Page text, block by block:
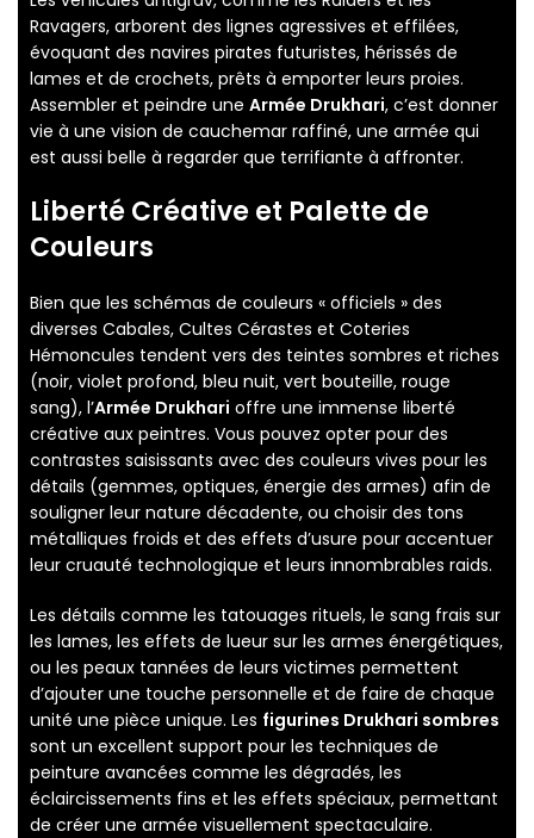
Ravagers, arborent des lignes agressives et effilées,
évoquant des navires pirates futuristes, hérissés de
lames et de crochets, prêts à emporter leurs proies.
Assembler et peindre une Armée Drukhari, c’est donner
vie à une vision de cauchemar raffiné, une armée qui
est aussi belle à regarder que terrifiante à affronter.
Liberté Créative et Palette de
Couleurs
Bien que les schémas de couleurs « officiels » des
diverses Cabales, Cultes Cérastes et Coteries
Hémoncules tendent vers des teintes sombres et riches
(noir, violet profond, bleu nuit, vert bouteille, rouge
sang), l’Armée Drukhari offre une immense liberté
créative aux peintres. Vous pouvez opter pour des
contrastes saisissants avec des couleurs vives pour les
détails (gemmes, optiques, énergie des armes) afin de
souligner leur nature décadente, ou choisir des tons
métalliques froids et des effets d’usure pour accentuer
leur cruauté technologique et leurs innombrables raids.
Les détails comme les tatouages rituels, le sang frais sur
les lames, les effets de lueur sur les armes énergétiques,
ou les peaux tannées de leurs victimes permettent
d’ajouter une touche personnelle et de faire de chaque
unité une pièce unique. Les figurines Drukhari sombres
sont un excellent support pour les techniques de
peinture avancées comme les dégradés, les
éclaircissements fins et les effets spéciaux, permettant
de créer une armée visuellement spectaculaire.